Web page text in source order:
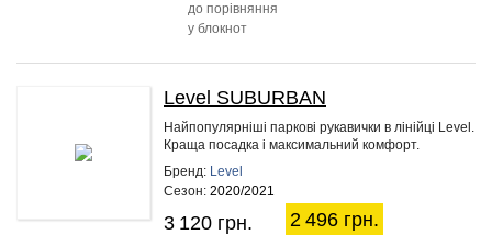
до порівняння
у блокнот
Level SUBURBAN
Найпопулярніші паркові рукавички в лінійці Level.
Краща посадка і максимальний комфорт.
Бренд: Level
Сезон: 2020/2021
3 120 грн. 2 496 грн.